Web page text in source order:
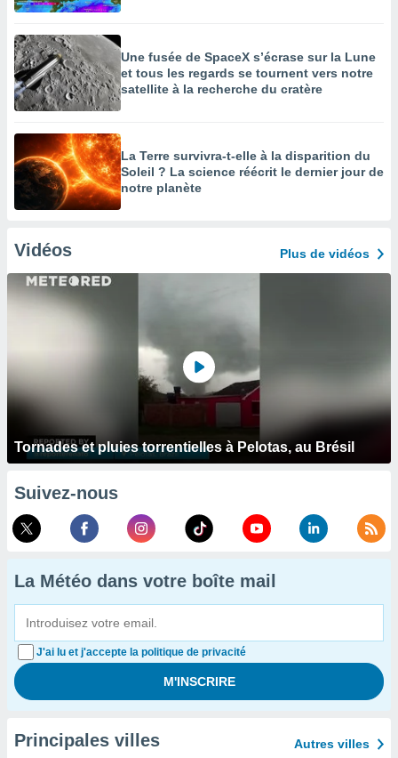
Une fusée de SpaceX s’écrase sur la Lune
et tous les regards se tournent vers notre
satellite à la recherche du cratère
La Terre survivra-t-elle à la disparition du
Soleil ? La science réécrit le dernier jour de
notre planète
Vidéos Plus de vidéos
Tornades et pluies torrentielles à Pelotas, au Brésil
Suivez-nous
La Météo dans votre boîte mail
J'ai lu et j'accepte la politique de privacité
Principales villes Autres villes